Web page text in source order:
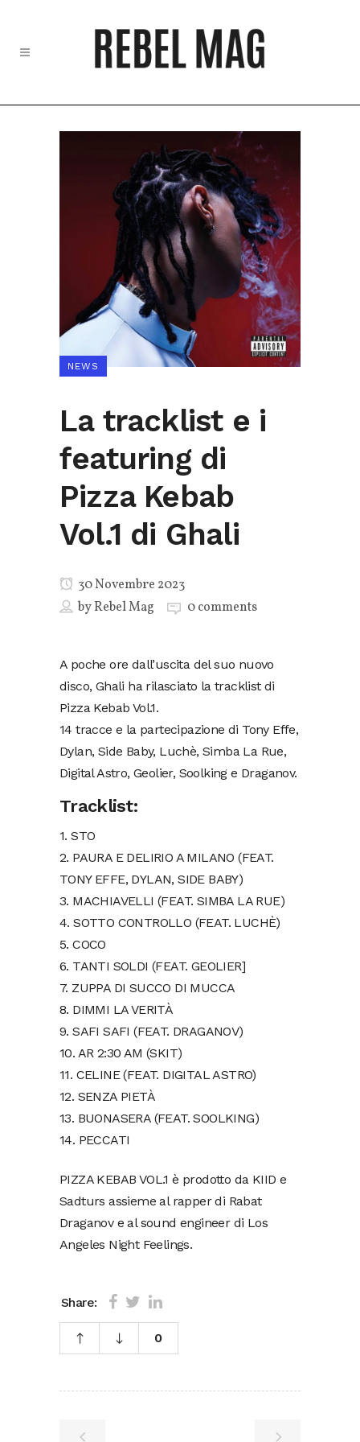
NEWS
La tracklist e i
featuring di
Pizza Kebab
Vol.1 di Ghali
30 Novembre 2023
byRebel Mag 0 comments
A poche ore dall’uscita del suo nuovo
disco, Ghali ha rilasciato la tracklist di
Pizza Kebab Vol.1.
14 tracce e la partecipazione di Tony Effe,
Dylan, Side Baby, Luchè, Simba La Rue,
Digital Astro, Geolier, Soolking e Draganov.
Tracklist:
1. STO
2. PAURA E DELIRIO A MILANO (FEAT.
TONY EFFE, DYLAN, SIDE BABY)
3. MACHIAVELLI (FEAT. SIMBA LA RUE)
4. SOTTO CONTROLLO (FEAT. LUCHÈ)
5. COCO
6. TANTI SOLDI (FEAT. GEOLIER]
7. ZUPPA DI SUCCO DI MUCCA
8. DIMMI LA VERITÀ
9. SAFI SAFI (FEAT. DRAGANOV)
10. AR 2:30 AM (SKIT)
11. CELINE (FEAT. DIGITAL ASTRO)
12. SENZA PIETÀ
13. BUONASERA (FEAT. SOOLKING)
14. PECCATI
PIZZA KEBAB VOL.1 è prodotto da KIID e
Sadturs assieme al rapper di Rabat
Draganov e al sound engineer di Los
Angeles Night Feelings.
Share:
0